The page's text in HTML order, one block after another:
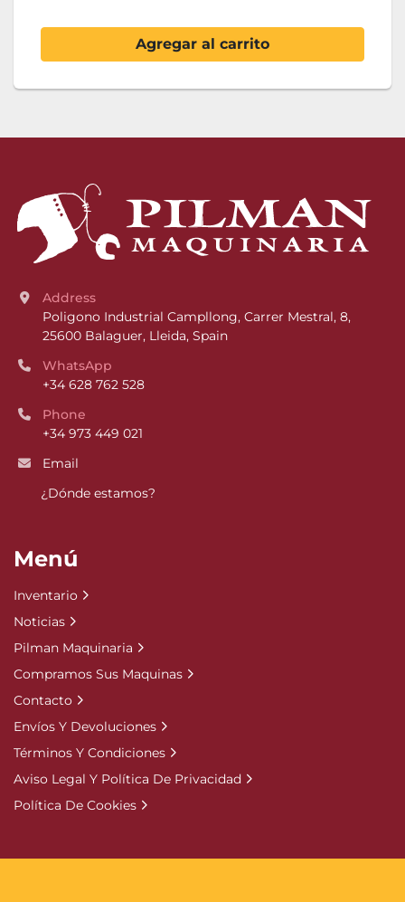
Agregar al carrito
Address
Poligono Industrial Campllong, Carrer Mestral, 8,
25600 Balaguer, Lleida, Spain
WhatsApp
+34 628 762 528
Phone
+34 973 449 021
Email
¿Dónde estamos?
Menú
Inventario
Noticias
Pilman Maquinaria
Compramos Sus Maquinas
Contacto
Envíos Y Devoluciones
Términos Y Condiciones
Aviso Legal Y Política De Privacidad
Política De Cookies